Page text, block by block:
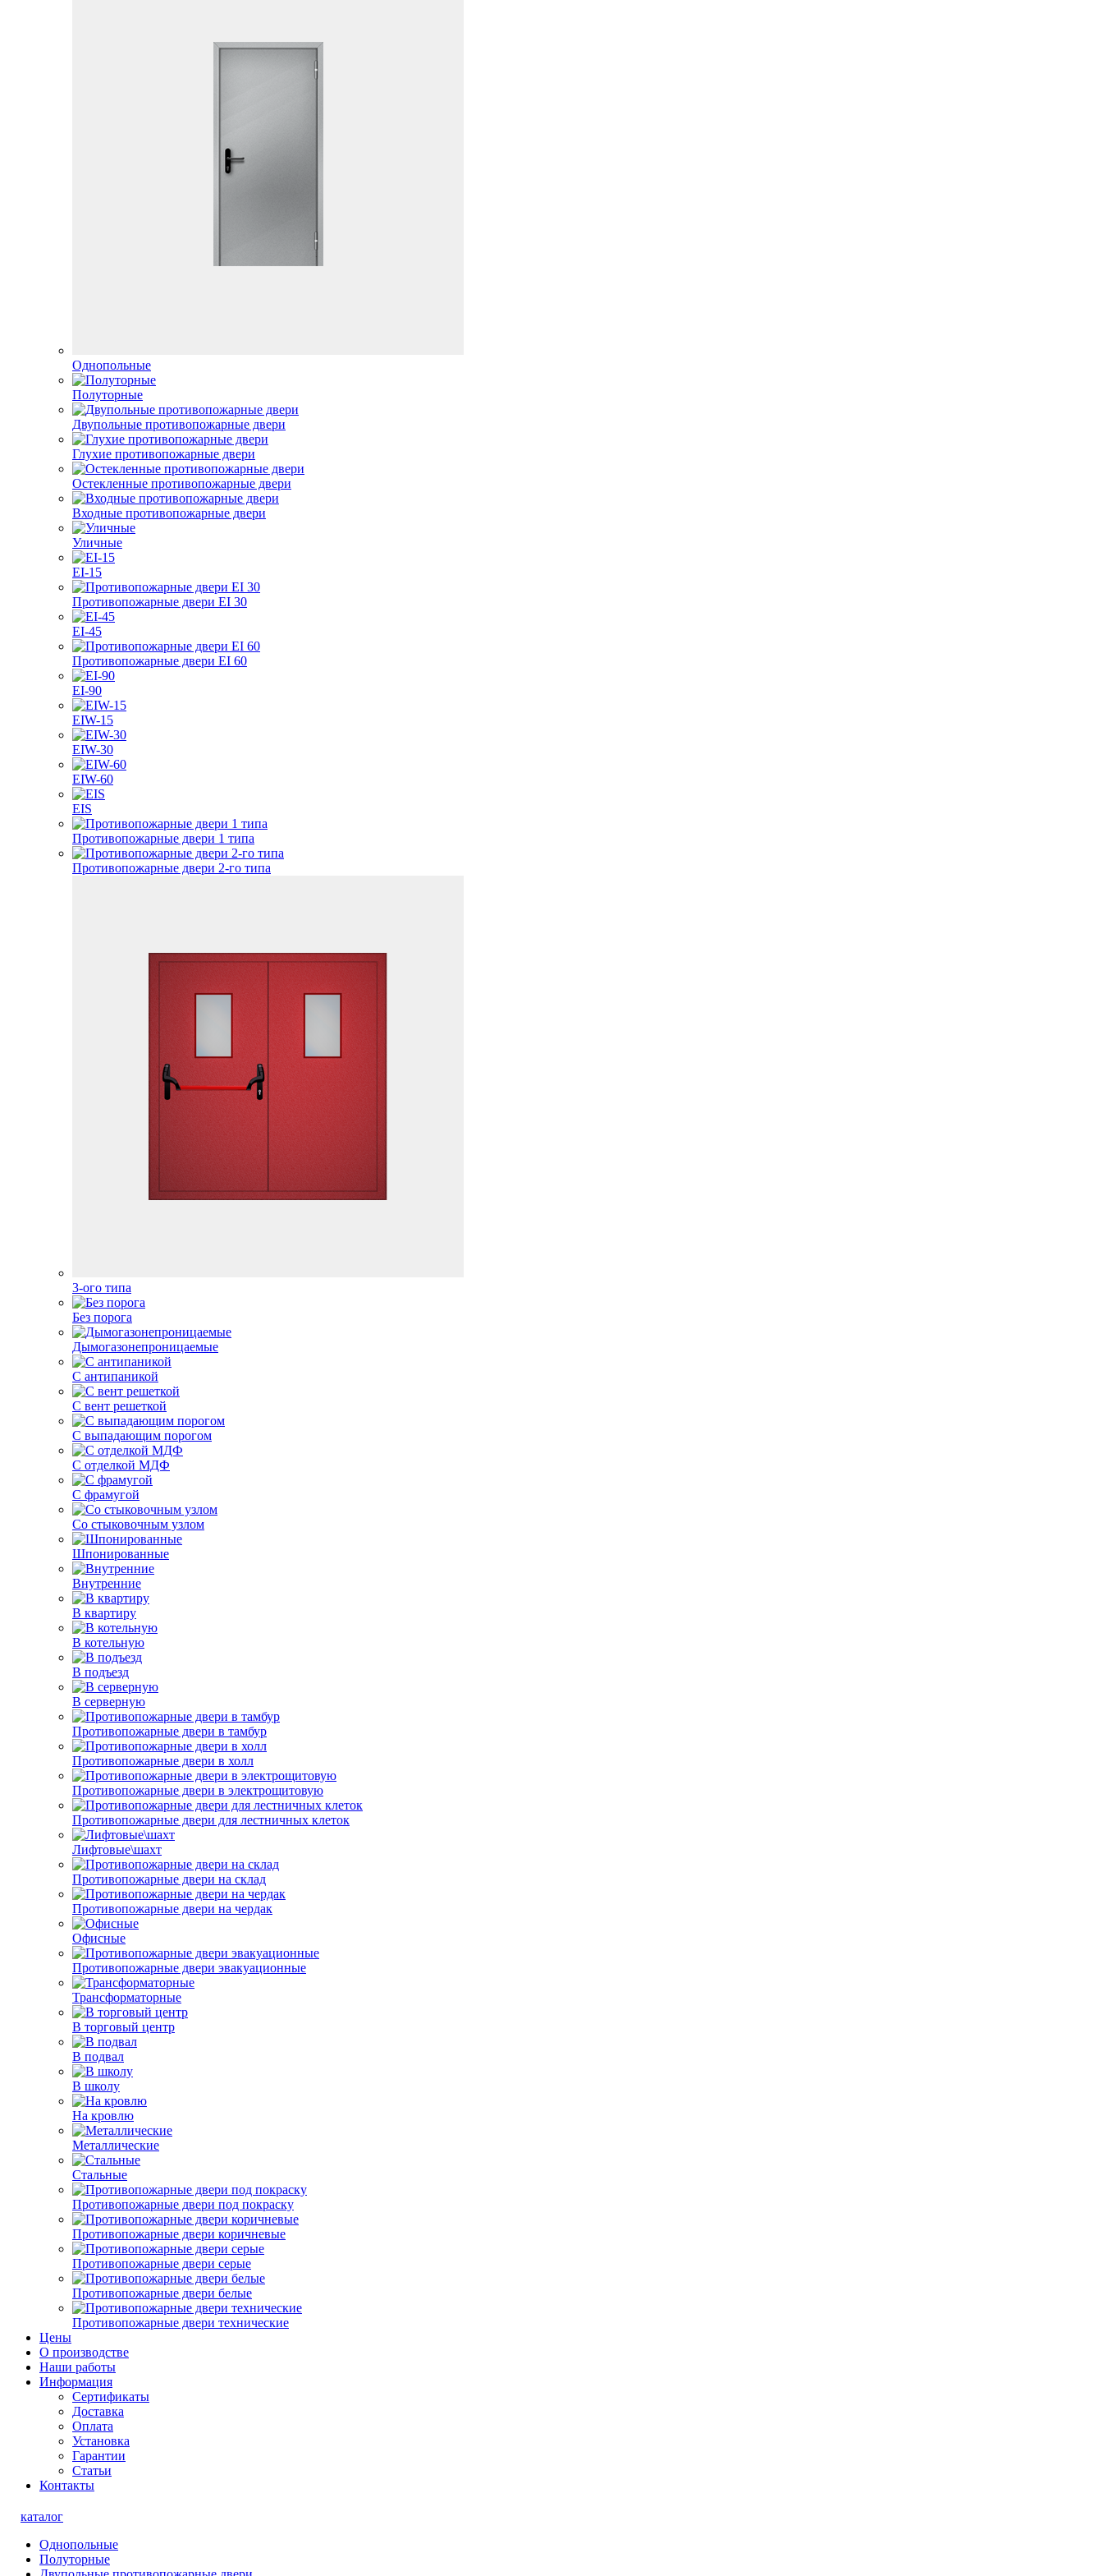
Однопольные
Полуторные
Двупольные противопожарные двери
Глухие противопожарные двери
Остекленные противопожарные двери
Входные противопожарные двери
Уличные
EI-15
Противопожарные двери EI 30
EI-45
Противопожарные двери EI 60
EI-90
EIW-15
EIW-30
EIW-60
EIS
Противопожарные двери 1 типа
Противопожарные двери 2-го типа
3-ого типа
Без порога
Дымогазонепроницаемые
С антипаникой
С вент решеткой
С выпадающим порогом
С отделкой МДФ
С фрамугой
Со стыковочным узлом
Шпонированные
Внутренние
В квартиру
В котельную
В подъезд
В серверную
Противопожарные двери в тамбур
Противопожарные двери в холл
Противопожарные двери в электрощитовую
Противопожарные двери для лестничных клеток
Лифтовые\шахт
Противопожарные двери на склад
Противопожарные двери на чердак
Офисные
Противопожарные двери эвакуационные
Трансформаторные
В торговый центр
В подвал
В школу
На кровлю
Металлические
Стальные
Противопожарные двери под покраску
Противопожарные двери коричневые
Противопожарные двери серые
Противопожарные двери белые
Противопожарные двери технические
Цены
О производстве
Наши работы
Информация
Сертификаты
Доставка
Оплата
Установка
Гарантии
Статьи
Контакты
каталог
Однопольные
Полуторные